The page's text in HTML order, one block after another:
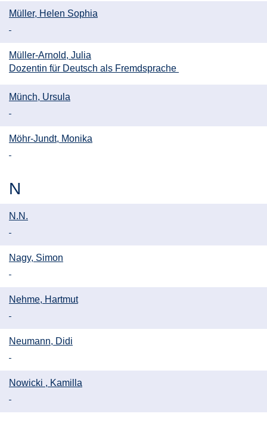
Müller, Helen Sophia
Müller-Arnold, Julia
Dozentin für Deutsch als Fremdsprache
Münch, Ursula
Möhr-Jundt, Monika
N
N.N.
Nagy, Simon
Nehme, Hartmut
Neumann, Didi
Nowicki , Kamilla